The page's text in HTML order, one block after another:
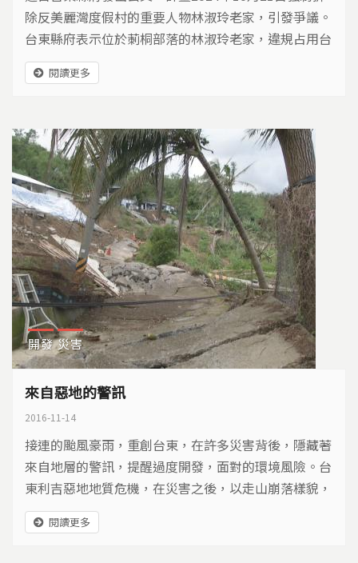
除反美麗灣度假村的重要人物林淑玲老家，引發爭議。
台東縣府表示位於莿桐部落的林淑玲老家，違規占用台
東縣政府土地，在住家旁加蓋建築物，2023年9月8日
縣府勒令要補行申請執照或是自行拆除。林淑玲母親林
判決林金蒂敗訴。 ​ 對此結果，林金蒂表示，房屋早在民
國80幾年就建成，去年(2023)...
閱讀更多
開發 災害
來自惡地的警訊
2016-11-14
接連的颱風豪雨，重創台東，在許多災害背後，隱藏著
來自地層的警訊，提醒過度開發，面對的環境風險。台
東利吉惡地地質危機，在災害之後，以走山崩落樣貌，
顯露不該忽視的自然力量…
閱讀更多